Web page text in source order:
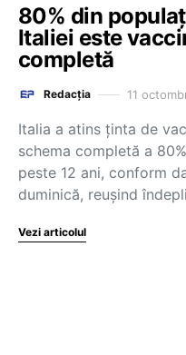
80% din
Italiei este
completă
Redacția 11
Italia a atins ţinta de
schema completă a
peste 12 ani, conform
duminică, reuşind
Vezi articolul